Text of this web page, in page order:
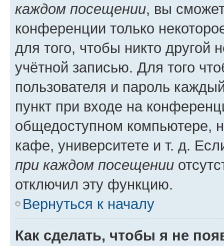
каждом посещении, вы
конференции только
для того, чтобы никто другой
учётной записью. Для того
пользователя и пароль
пункт при входе на
общедоступном компьютере,
кафе, университете и т. д.
при каждом посещении
отключил эту функцию.
Вернуться к началу
Как сделать, чтобы я не